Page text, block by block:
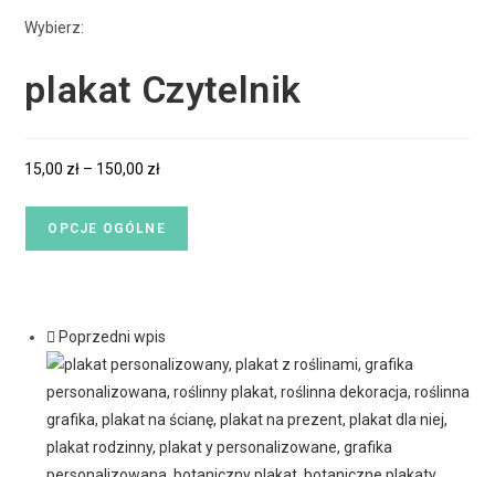
Wybierz:
plakat Czytelnik
15,00 zł – 150,00 zł
OPCJE OGÓLNE
Poprzedni wpis